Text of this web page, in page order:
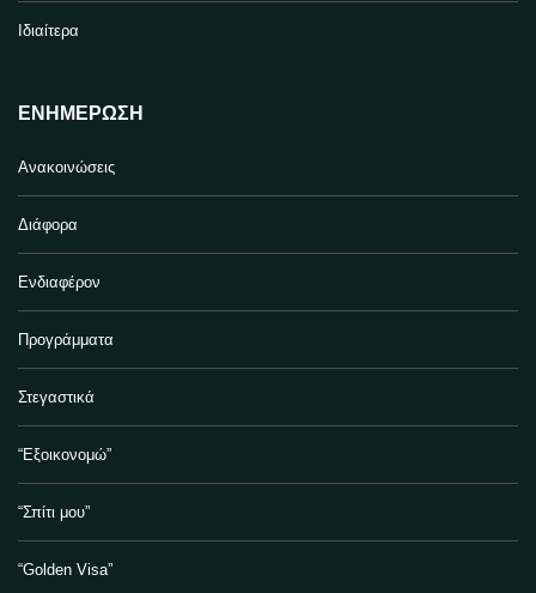
Ιδιαίτερα
ΕΝΗΜΈΡΩΣΗ
Ανακοινώσεις
Διάφορα
Ενδιαφέρον
Προγράμματα
Στεγαστικά
“Εξοικονομώ”
“Σπίτι μου”
“Golden Visa”